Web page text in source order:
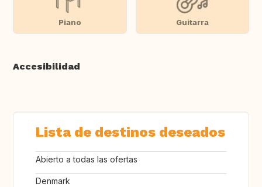
Piano Guitarra
Accesibilidad
Lista de destinos deseados
Abierto a todas las ofertas
Denmark